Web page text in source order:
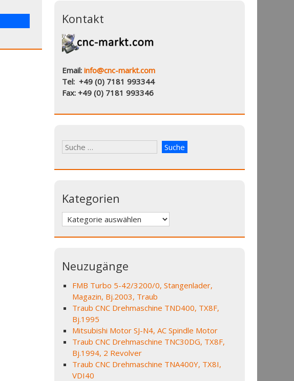
Kontakt
Email: info@cnc-markt.com
Tel: +49 (0) 7181 993344
Fax: +49 (0) 7181 993346
Kategorien
Kategorien
Neuzugänge
FMB Turbo 5-42/3200/0, Stangenlader,
Magazin, Bj.2003, Traub
Traub CNC Drehmaschine TND400, TX8F,
Bj.1995
Mitsubishi Motor SJ-N4, AC Spindle Motor
Traub CNC Drehmaschine TNC30DG, TX8F,
Bj.1994, 2 Revolver
Traub CNC Drehmaschine TNA400Y, TX8I,
VDI40